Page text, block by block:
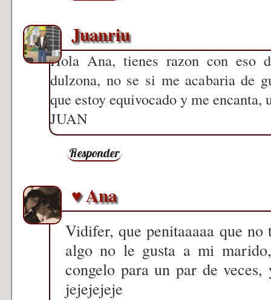
Juanriu
Hola Ana, tienes razon con eso
dulzona, no se si me acabaria de
que estoy equivocado y me encanta,
JUAN
Responder
♥ Ana
Vidifer, que penitaaaaa que no
algo no le gusta a mi
congelo para un par de
jejejejeje